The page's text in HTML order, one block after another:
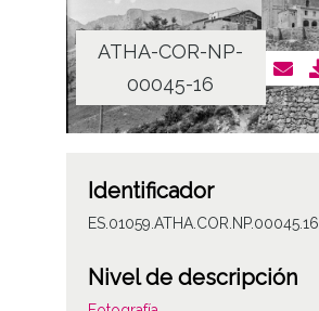
ATHA-COR-NP-
00045-16
Identificador
ES.01059.ATHA.COR.NP.00045.16
Nivel de descripción